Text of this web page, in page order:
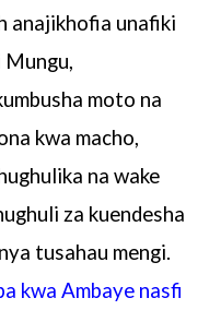
anajikhofia unafiki
moto na
kwa macho,
na wake
za kuendesha
tusahau mengi.
kwa Ambaye nasfi